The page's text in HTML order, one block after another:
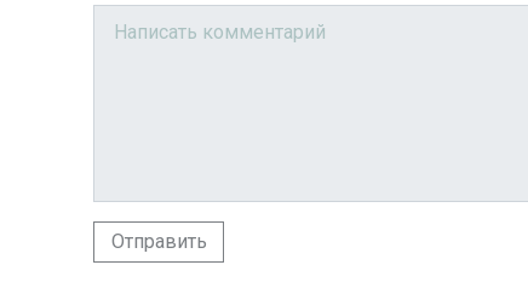
Отправить